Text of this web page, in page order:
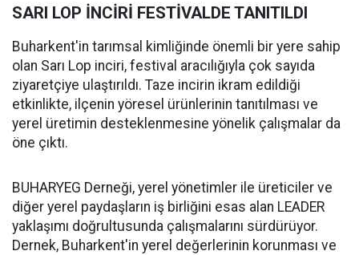
SARI LOP İNCİRİ FESTİVALDE TANITILDI
Buharkent'in tarımsal kimliğinde önemli bir yere sahip
olan Sarı Lop inciri, festival aracılığıyla çok sayıda
ziyaretçiye ulaştırıldı. Taze incirin ikram edildiği
etkinlikte, ilçenin yöresel ürünlerinin tanıtılması ve
yerel üretimin desteklenmesine yönelik çalışmalar da
öne çıktı.
BUHARYEG Derneği, yerel yönetimler ile üreticiler ve
diğer yerel paydaşların iş birliğini esas alan LEADER
yaklaşımı doğrultusunda çalışmalarını sürdürüyor.
Dernek, Buharkent'in yerel değerlerinin korunması ve